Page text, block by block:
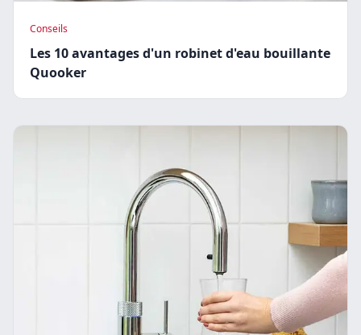
Conseils
Les 10 avantages d'un robinet d'eau bouillante
Quooker